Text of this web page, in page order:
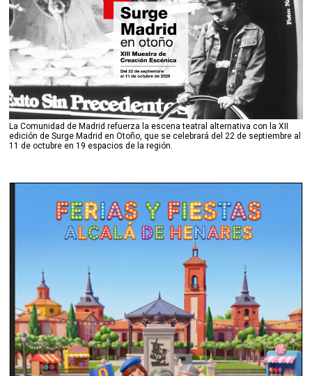
La Comunidad de Madrid refuerza la escena teatral alternativa con la XII
edición de Surge Madrid en Otoño, que se celebrará del 22 de septiembre al
11 de octubre en 19 espacios de la región.